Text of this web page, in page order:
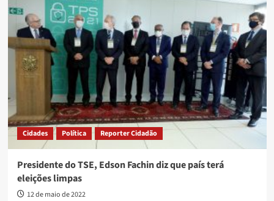
Cidades Política Reporter Cidadão
Presidente do TSE, Edson Fachin diz que país terá
eleições limpas
12 de maio de 2022